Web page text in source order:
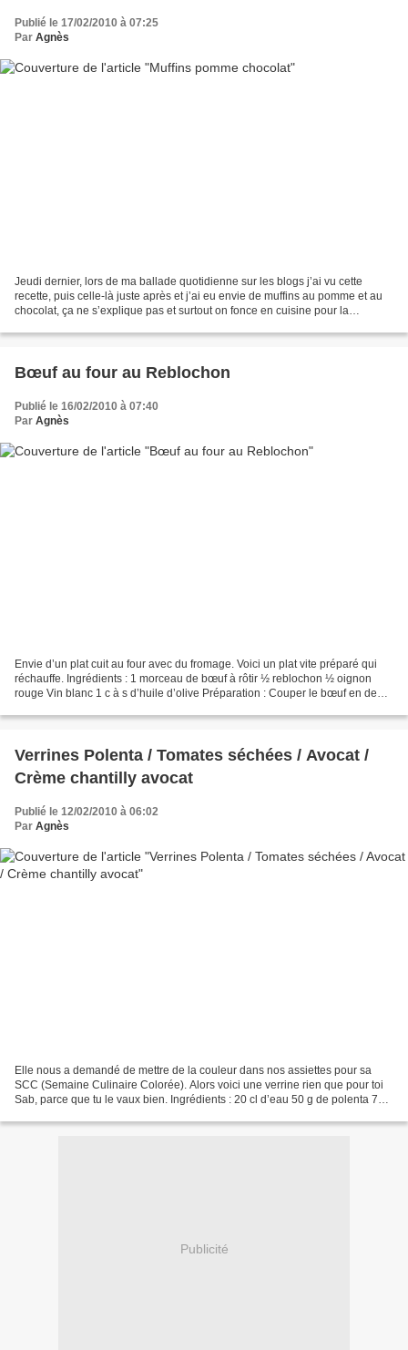
Publié le 17/02/2010 à 07:25
Par Agnès
Jeudi dernier, lors de ma ballade quotidienne sur les blogs j’ai vu cette
recette, puis celle-là juste après et j’ai eu envie de muffins au pomme et au
chocolat, ça ne s’explique pas et surtout on fonce en cuisine pour la
Bœuf au four au Reblochon
Publié le 16/02/2010 à 07:40
Par Agnès
Envie d’un plat cuit au four avec du fromage. Voici un plat vite préparé qui
réchauffe. Ingrédients : 1 morceau de bœuf à rôtir ½ reblochon ½ oignon
rouge Vin blanc 1 c à s d’huile d’olive Préparation : Couper le bœuf en deux,
Verrines Polenta / Tomates séchées / Avocat /
Crème chantilly avocat
Publié le 12/02/2010 à 06:02
Par Agnès
Elle nous a demandé de mettre de la couleur dans nos assiettes pour sa
SCC (Semaine Culinaire Colorée). Alors voici une verrine rien que pour toi
Sab, parce que tu le vaux bien. Ingrédients : 20 cl d’eau 50 g de polenta 7
Publicité